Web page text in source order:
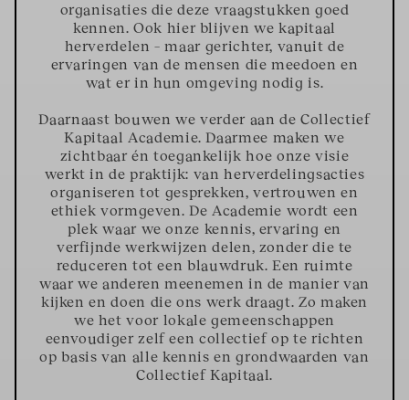
organisaties die deze vraagstukken goed
kennen. Ook hier blijven we kapitaal
herverdelen – maar gerichter, vanuit de
ervaringen van de mensen die meedoen en
wat er in hun omgeving nodig is.
Daarnaast bouwen we verder aan de Collectief
Kapitaal Academie. Daarmee maken we
zichtbaar én toegankelijk hoe onze visie
werkt in de praktijk: van herverdelingsacties
organiseren tot gesprekken, vertrouwen en
ethiek vormgeven. De Academie wordt een
plek waar we onze kennis, ervaring en
verfijnde werkwijzen delen, zonder die te
reduceren tot een blauwdruk. Een ruimte
waar we anderen meenemen in de manier van
kijken en doen die ons werk draagt. Zo maken
we het voor lokale gemeenschappen
eenvoudiger zelf een collectief op te richten
op basis van alle kennis en grondwaarden van
Collectief Kapitaal.